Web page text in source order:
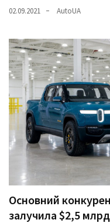
02.09.2021 AutoUA
Основний
залучила $2,5 млрд